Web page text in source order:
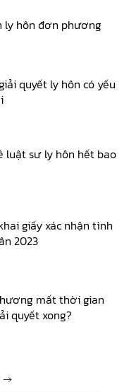
ly hôn đơn phương
quyết ly hôn có yếu
luật sư ly hôn hết bao
giấy xác nhận tình
2023
mất thời gian
quyết xong?
→